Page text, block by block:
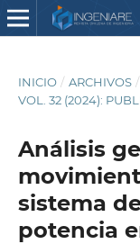
INICIO / ARCHIVOS /
VOL. 32 (2024):
Análisis
sistema
potencia